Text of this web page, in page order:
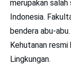
merupakan
Indonesia.
bendera abu-
Kehutanan
Lingkungan.